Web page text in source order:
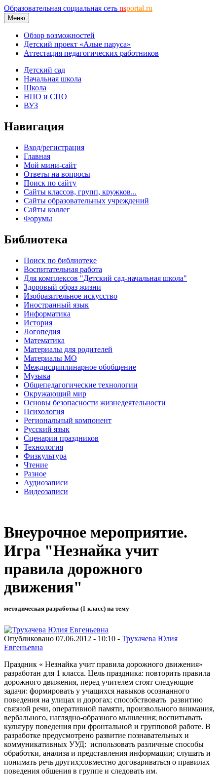
Образовательная социальная сеть nsportal.ru
Меню
Обзор возможностей
Детский проект «Алые паруса»
Аттестация педагогических работников
Детский сад
Начальная школа
Школа
НПО и СПО
ВУЗ
Навигация
Вход/регистрация
Главная
Мой мини-сайт
Ответы на вопросы
Поиск по сайту
Сайты классов, групп, кружков...
Сайты образовательных учреждений
Сайты коллег
Форумы
Библиотека
Поиск по библиотеке
Воспитательная работа
Для комплексов "Детский сад-начальная школа"
Здоровый образ жизни
Изобразительное искусство
Иностранный язык
Информатика
История
Логопедия
Математика
Материалы для родителей
Материалы МО
Междисциплинарное обобщение
Музыка
Общепедагогические технологии
Окружающий мир
Основы безопасности жизнедеятельности
Психология
Региональный компонент
Русский язык
Сценарии праздников
Технология
Физкультура
Чтение
Разное
Аудиозаписи
Видеозаписи
Внеурочное мероприятие.
Игра "Незнайка учит
правила дорожного
движения"
методическая разработка (1 класс) на тему
Опубликовано 07.06.2012 - 10:10 - Трухачева Юлия
Евгеньевна
Праздник « Незнайка учит правила дорожного движения»
разработан для 1 класса. Цель праздника: повторить правила
дорожного движения, перед учителем стоят следующие
задачи: формировать у учащихся навыков осознанного
поведения на улицах и дорогах; способствовать развитию
связной речи, оперативной памяти, произвольного внимания,
вербального, наглядно-образного мышления; воспитывать
культуру поведения при фронтальной и групповой работе. В
разработке предусмотрено развитие познавательных и
коммуникативных УУД: использовать различные способы
обработки, анализа и представления информации; слушать и
понимать речь других;совместно договариваться о правилах
поведения общения в группе и следовать им.